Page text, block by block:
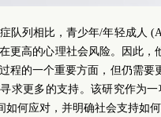
队列相比，青少年/年轻成人
更高的心理社会风险。因此
程的一个重要方面，但仍需
求更多的支持。该研究作为
如何应对，并明确社会支持如